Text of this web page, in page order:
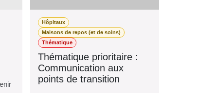
Hôpitaux
Maisons de repos (et de soins)
Thématique
Thématique prioritaire :
Communication aux
points de transition